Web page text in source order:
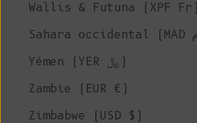
Wallis & Futuna (XPF Fr)
Yémen (YER ﷼)
Zambie (EUR €)
Zimbabwe (USD $)